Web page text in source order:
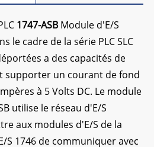
1747-ASBModule d'E/S
le cadre de la série PLC SLC
a des capacités de
supporter un courant de fond
à 5 Volts DC. Le module
utilise le réseau d'E/S
aux modules d'E/S de la
S 1746 de communiquer avec